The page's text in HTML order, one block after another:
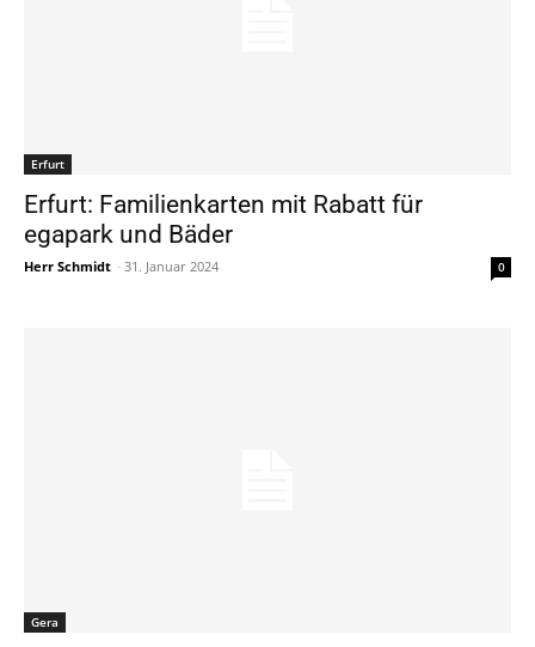
Erfurt
Erfurt: Familienkarten mit Rabatt für
egapark und Bäder
Herr Schmidt - 31. Januar 2024 0
Gera